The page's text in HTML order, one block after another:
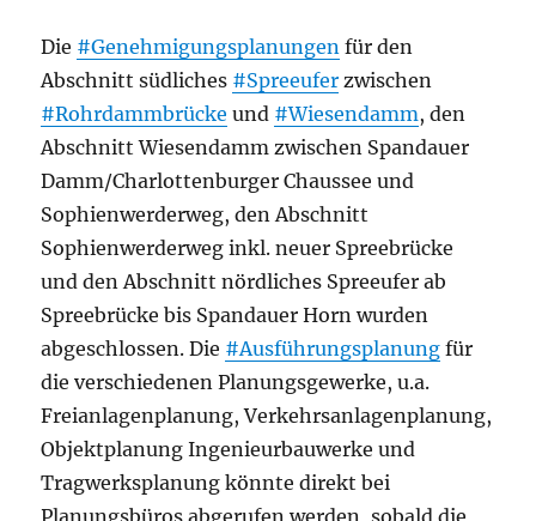
Die #Genehmigungsplanungen für den
Abschnitt südliches #Spreeufer zwischen
#Rohrdammbrücke und #Wiesendamm, den
Abschnitt Wiesendamm zwischen Spandauer
Damm/Charlottenburger Chaussee und
Sophienwerderweg, den Abschnitt
Sophienwerderweg inkl. neuer Spreebrücke
und den Abschnitt nördliches Spreeufer ab
Spreebrücke bis Spandauer Horn wurden
abgeschlossen. Die #Ausführungsplanung für
die verschiedenen Planungsgewerke, u.a.
Freianlagenplanung, Verkehrsanlagenplanung,
Objektplanung Ingenieurbauwerke und
Tragwerksplanung könnte direkt bei
Planungsbüros abgerufen werden, sobald die